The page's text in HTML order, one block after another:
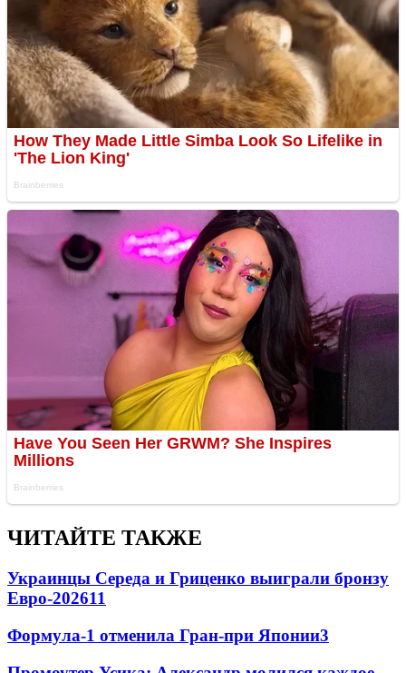
ЧИТАЙТЕ ТАКЖЕ
Украинцы Середа и Гриценко выиграли бронзу
Евро-202611
Формула-1 отменила Гран-при Японии3